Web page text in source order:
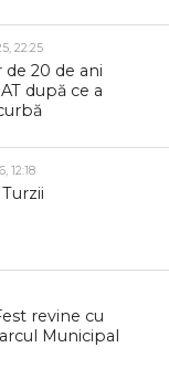
22:25
de 20 de ani
după ce a
12:18
revine cu
Municipal